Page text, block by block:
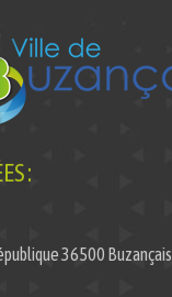
:
36500 Buzançais